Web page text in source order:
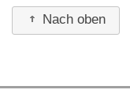
Nach oben